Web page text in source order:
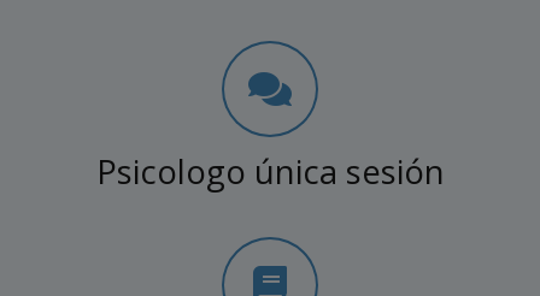
Psicologo única sesión